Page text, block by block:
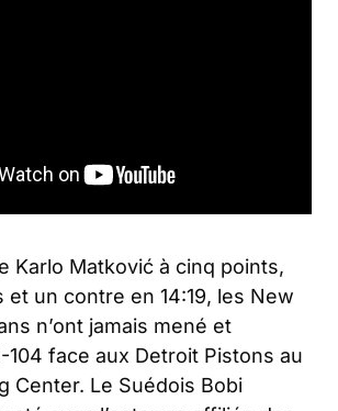
Karlo Matković à cinq points,
et un contre en 14:19, les New
n’ont jamais mené et
104 face aux Detroit Pistons au
Center. Le Suédois Bobi